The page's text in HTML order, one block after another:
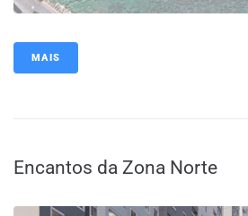
MAIS
Encantos da Zona Norte